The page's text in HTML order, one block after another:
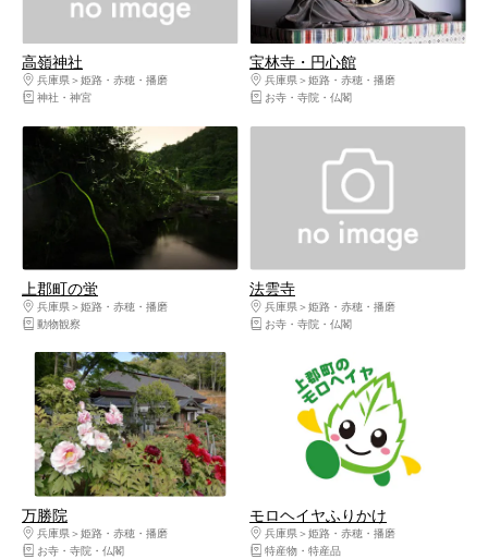
高嶺神社
兵庫県
姫路・赤穂・播磨
神社・神宮
宝林寺・円心館
兵庫県
姫路・赤穂・播磨
お寺・寺院・仏閣
上郡町の蛍
兵庫県
姫路・赤穂・播磨
動物観察
法雲寺
兵庫県
姫路・赤穂・播磨
お寺・寺院・仏閣
万勝院
兵庫県
姫路・赤穂・播磨
お寺・寺院・仏閣
モロヘイヤふりかけ
兵庫県
姫路・赤穂・播磨
特産物・特産品